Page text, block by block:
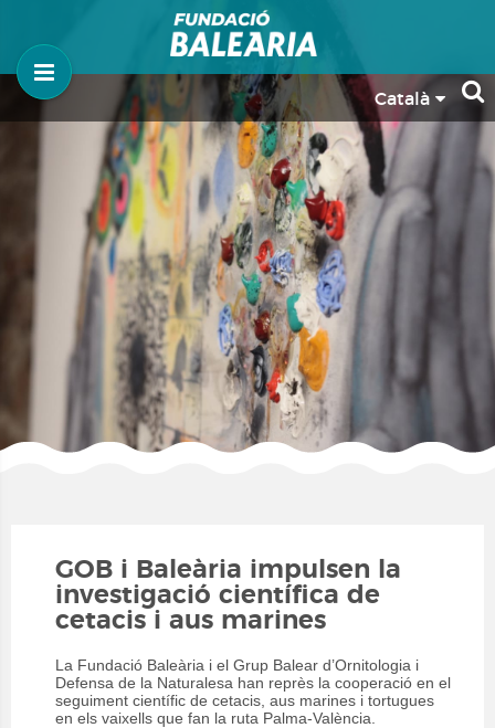
Català
GOB i Baleària impulsen la
investigació científica de
cetacis i aus marines
La Fundació Baleària i el Grup Balear d’Ornitologia i
Defensa de la Naturalesa han reprès la cooperació en el
seguiment científic de cetacis, aus marines i tortugues
en els vaixells que fan la ruta Palma-València.